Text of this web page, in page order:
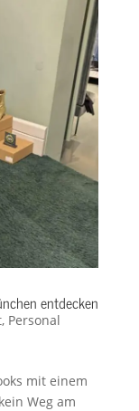
entdecken
, Personal
mit einem
Weg am